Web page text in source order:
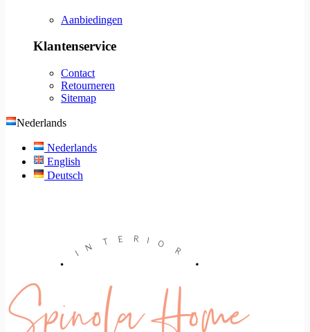
Aanbiedingen
Klantenservice
Contact
Retourneren
Sitemap
Nederlands
Nederlands
English
Deutsch